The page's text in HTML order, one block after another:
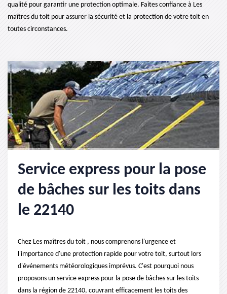
qualité pour garantir une protection optimale. Faites confiance à Les
maîtres du toit pour assurer la sécurité et la protection de votre toit en
toutes circonstances.
Service express pour la pose
de bâches sur les toits dans
le 22140
Chez Les maîtres du toit , nous comprenons l'urgence et
l'importance d'une protection rapide pour votre toit, surtout lors
d'événements météorologiques imprévus. C'est pourquoi nous
proposons un service express pour la pose de bâches sur les toits
dans la région de 22140, couvrant efficacement les toits des